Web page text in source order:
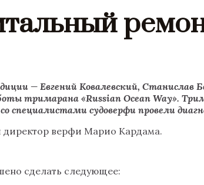
— Евгений Ковалевский,
тримарана «Russian Ocean Way».
специалистами судоверфи провели
директор верфи Марио Кардама.
сделать следующее: